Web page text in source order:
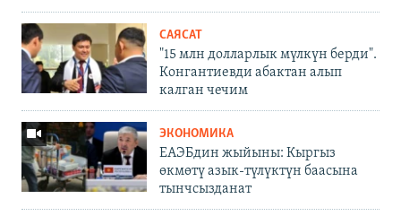
САЯСАТ
"15 млн долларлык мүлкүн берди".
Конгантиевди абактан алып
калган чечим
ЭКОНОМИКА
ЕАЭБдин жыйыны: Кыргыз
өкмөтү азык-түлүктүн баасына
тынчсызданат